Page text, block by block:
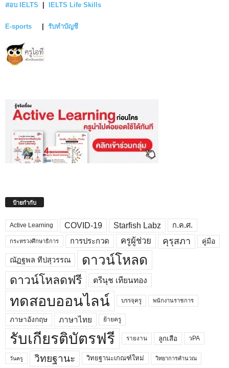
สอบ IELTS | IELTS Life Skills
E-sports | รับทำบัญชี
ป้ายกำกับ
Active Learning COVID-19 Starfish Labz ก.ค.ศ.
กระทรวงศึกษาธิการ การประกวด ครูผู้ช่วย คุรุสภา คู่มือ
ณัฏฐพล ทีปสุวรรณ ดาวน์โหลด
ดาวน์โหลดฟรี ตรีนุช เทียนทอง
ทดสอบออนไลน์ บรรจุครู พนักงานราชการ
ภาษาอังกฤษ ภาษาไทย ย้ายครู
รับเกียรติบัตรฟรี รายงาน ลูกเสือ วPA
วันครู วิทยฐานะ วิทยฐานะเกณฑ์ใหม่ วิทยาการคำนวณ